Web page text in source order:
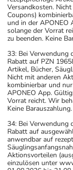
Versandkosten.
Coupons)
und in der APONEO
solange der Vorrat
zu beenden. Keine
33: Bei Verwendung
Rabatt auf PZN
Artikel, Bücher,
Nicht mit anderen
kombinierbar und
APONEO App.
Vorrat reicht. Wir
Keine Barauszahlung.
34: Bei Verwendung
Rabatt auf
anwendbar auf
Aktionsvorteilen
einzulösen unter